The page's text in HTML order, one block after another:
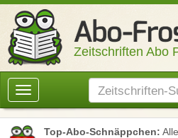
Zeitschriften Abo
Toggle
navigation
Top-Abo-Schnäppchen: